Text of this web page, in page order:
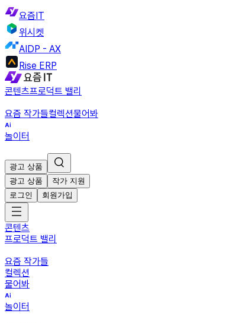
요즘IT
위시켓
AIDP - AX
Rise ERP
콘텐츠프로덕트 밸리
요즘 작가들컬렉션물어봐
놀이터
광고 상품
광고 상품
작가 지원
로그인
회원가입
콘텐츠
프로덕트 밸리
요즘 작가들
컬렉션
물어봐
놀이터